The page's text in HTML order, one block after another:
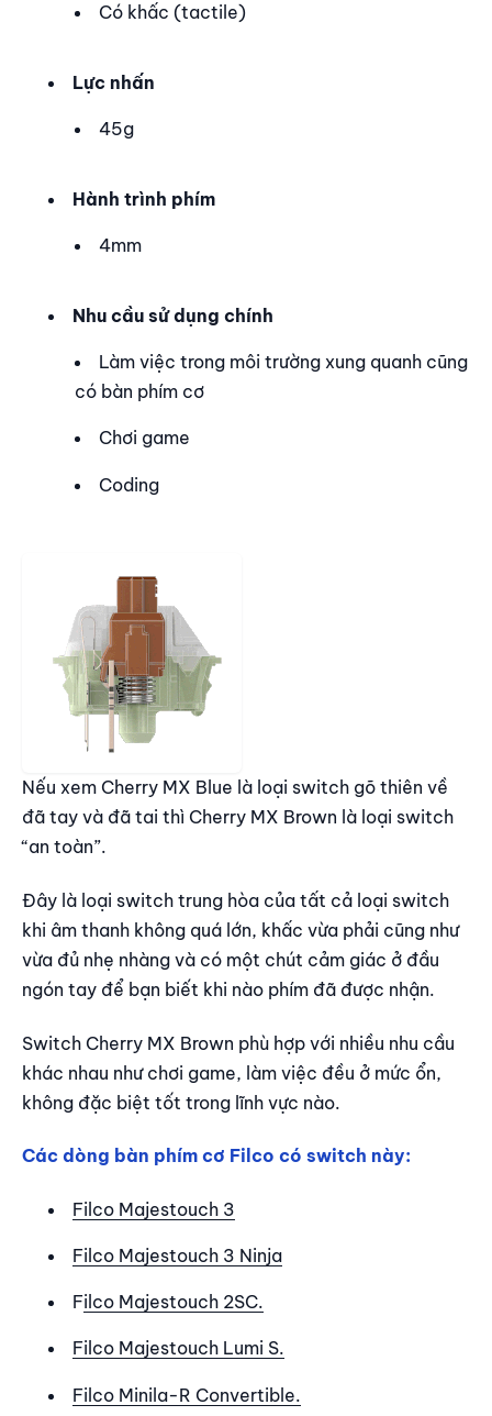
Có khấc (tactile)
Lực nhấn
45g
Hành trình phím
4mm
Nhu cầu sử dụng chính
Làm việc trong môi trường xung quanh cũng
có bàn phím cơ
Chơi game
Coding
Nếu xem Cherry MX Blue là loại switch gõ thiên về
đã tay và đã tai thì Cherry MX Brown là loại switch
“an toàn”.
Đây là loại switch trung hòa của tất cả loại switch
khi âm thanh không quá lớn, khấc vừa phải cũng như
vừa đủ nhẹ nhàng và có một chút cảm giác ở đầu
ngón tay để bạn biết khi nào phím đã được nhận.
Switch Cherry MX Brown phù hợp với nhiều nhu cầu
khác nhau như chơi game, làm việc đều ở mức ổn,
không đặc biệt tốt trong lĩnh vực nào.
Các dòng bàn phím cơ Filco có switch này:
Filco Majestouch 3
Filco Majestouch 3 Ninja
Filco Majestouch 2SC.
Filco Majestouch Lumi S.
Filco Minila-R Convertible.